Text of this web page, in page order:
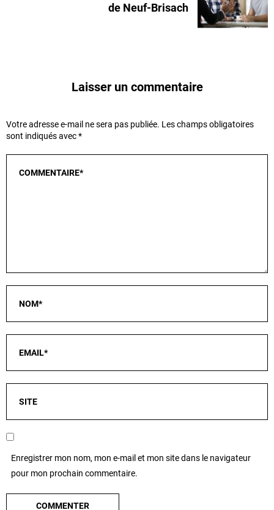
de Neuf-Brisach
Laisser un commentaire
Votre adresse e-mail ne sera pas publiée. Les champs obligatoires
sont indiqués avec*
Enregistrer mon nom, mon e-mail et mon site dans le navigateur
pour mon prochain commentaire.